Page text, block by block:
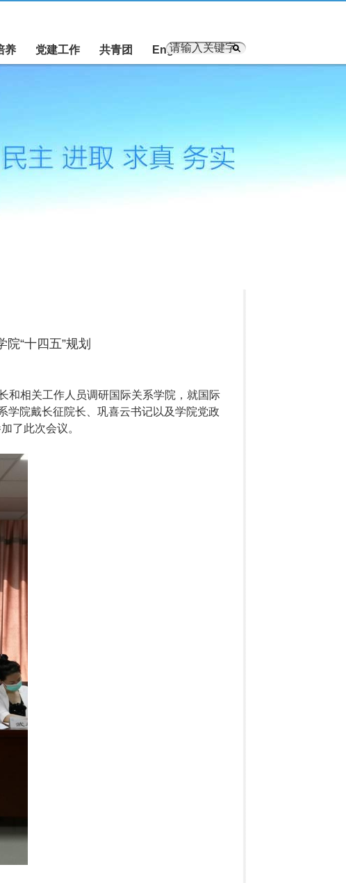
养 党建工作 共青团 English
“十四五”规划
和相关工作人员调研国际关系学院，就国际
学院戴长征院长、巩喜云书记以及学院党政
了此次会议。